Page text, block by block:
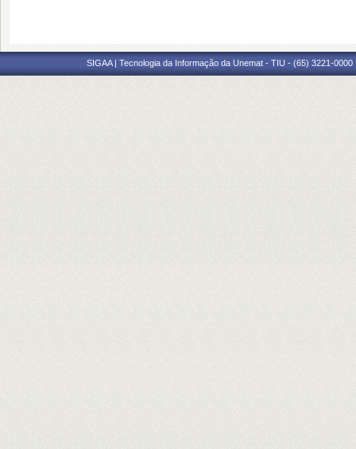
SIGAA | Tecnologia da Informação da Unemat - TIU - (65) 3221-